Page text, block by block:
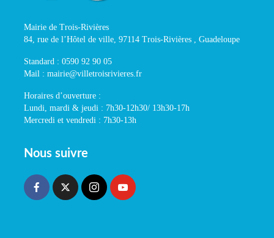
Mairie de Trois-Rivières
84, rue de l’Hôtel de ville, 97114 Trois-Rivières , Guadeloupe
Standard : 0590 92 90 05
Mail : mairie@villetroisrivieres.fr
Horaires d’ouverture :
Lundi, mardi & jeudi : 7h30-12h30/ 13h30-17h
Mercredi et vendredi : 7h30-13h
Nous suivre